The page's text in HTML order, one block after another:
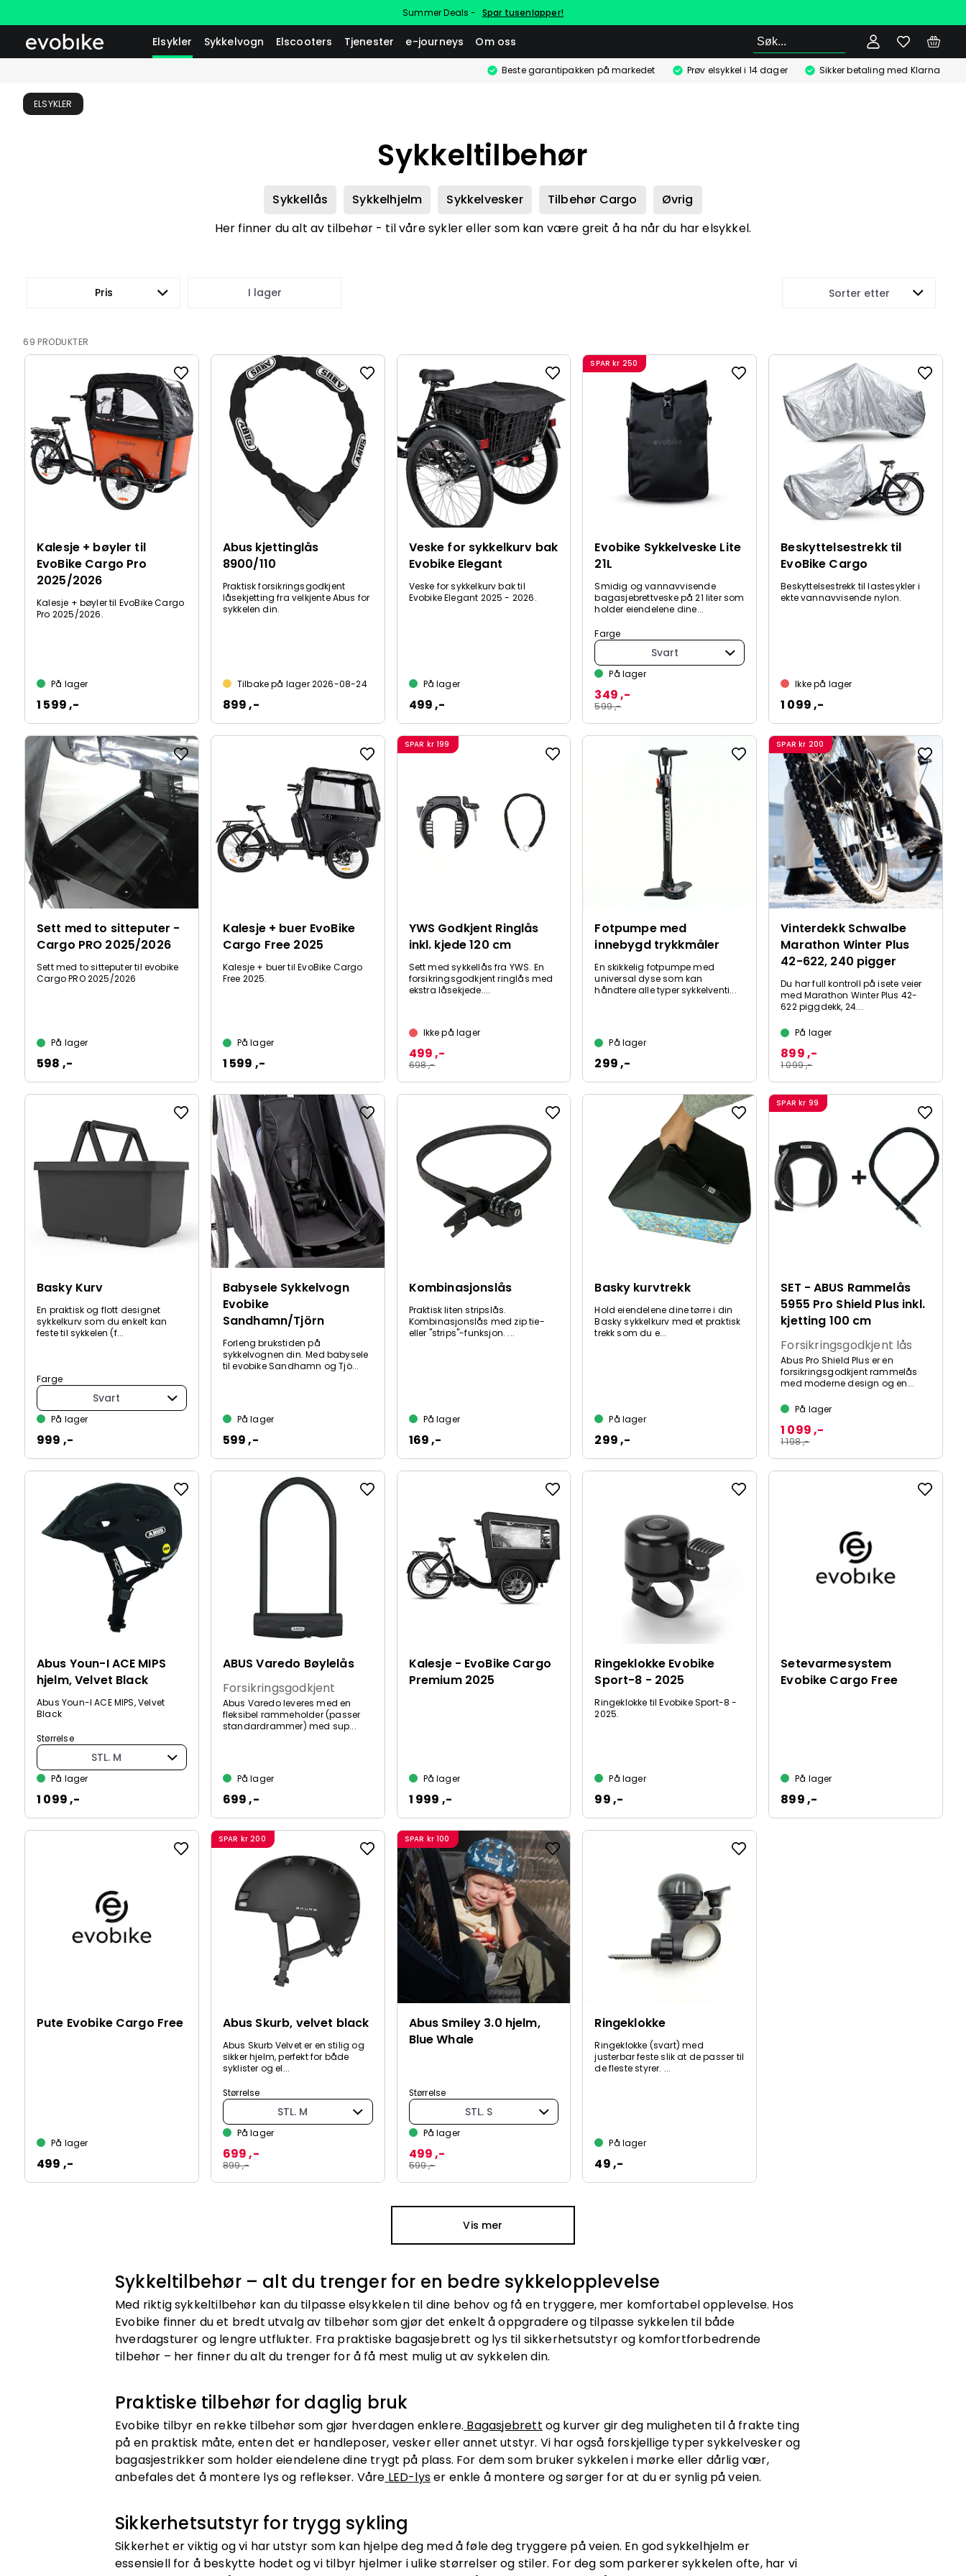
Summer Deals - Spar tusenlapper!
Elsykler Sykkelvogn Elscooters Tjenester e-journeys Om oss Søk
Beste garantipakken på markedet Prøv elsykkel i 14 dager Sikker betaling med Klarna
ELSYKLER
Sykkeltilbehør
Sykkellås Sykkelhjelm Sykkelvesker Tilbehør Cargo
Øvrig
Her finner du alt av tilbehør - til våre sykler eller som kan være greit å ha når du har elsykkel.
Pris I lager Sorter etter
69 PRODUKTER
Kalesje + bøyler til
EvoBike Cargo Pro
2025/2026
Kalesje + bøyler til EvoBike Cargo
Pro 2025/2026.
På lager
1 599 ,-
Abus kjettinglås
8900/110
Praktisk forsikringsgodkjent
låsekjetting fra velkjente Abus for
sykkelen din.
Tilbake på lager 2026-08-24
899 ,-
Veske for sykkelkurv bak
Evobike Elegant
Veske for sykkelkurv bak til
Evobike Elegant 2025 - 2026.
På lager
499 ,-
SPARkr 250
Evobike Sykkelveske Lite
21L
Smidig og vannavvisende
bagasjebrettveske på 21 liter som
holder eiendelene dine...
Farge
Svart
På lager
599 ,-
349 ,-
Beskyttelsestrekk til
EvoBike Cargo
Beskyttelsestrekk til lastesykler i
ekte vannavvisende nylon.
Ikke på lager
1 099 ,-
Sett med to sitteputer -
Cargo PRO 2025/2026
Sett med to sitteputer til evobike
Cargo PRO 2025/2026
På lager
598 ,-
Kalesje + buer EvoBike
Cargo Free 2025
Kalesje + buer til EvoBike Cargo
Free 2025.
På lager
1 599 ,-
SPAR kr 199
YWS Godkjent Ringlås
inkl. kjede 120 cm
Sett med sykkellås fra YWS. En
forsikringsgodkjent ringlås med
ekstra låsekjede....
Ikke på lager
698 ,-
499 ,-
Fotpumpe med
innebygd trykkmåler
En skikkelig fotpumpe med
universal dyse som kan
håndtere alle typer sykkelventi...
På lager
299 ,-
SPARkr 200
Vinterdekk Schwalbe
Marathon Winter Plus
42-622, 240 pigger
Du har full kontroll på isete veier
med Marathon Winter Plus 42-
622 piggdekk, 24...
På lager
1 099 ,-
899 ,-
Basky Kurv
En praktisk og flott designet
sykkelkurv som du enkelt kan
feste til sykkelen (f...
Farge
Svart
På lager
999 ,-
Babysele Sykkelvogn
Evobike
Sandhamn/Tjörn
Forleng brukstiden på
sykkelvognen din. Med babysele
til evobike Sandhamn og Tjö...
På lager
599 ,-
Kombinasjonslås
Praktisk liten stripslås.
Kombinasjonslås med zip tie-
eller "strips"-funksjon. ...
På lager
169 ,-
Basky kurvtrekk
Hold eiendelene dine tørre i din
Basky sykkelkurv med et praktisk
trekk som du e...
På lager
299 ,-
SPARkr 99
SET - ABUS Rammelås
5955 Pro Shield Plus inkl.
kjetting 100 cm
Forsikringsgodkjent lås
Abus Pro Shield Plus er en
forsikringsgodkjent rammelås
med moderne design og en...
På lager
1 198 ,-
1 099 ,-
Abus Youn-I ACE MIPS
hjelm, Velvet Black
Abus Youn-I ACE MIPS, Velvet
Black
Størrelse
STL. M
På lager
1 099 ,-
ABUS Varedo Bøylelås
Forsikringsgodkjent
Abus Varedo leveres med en
fleksibel rammeholder (passer
standardrammer) med sup...
På lager
699 ,-
Kalesje - EvoBike Cargo
Premium 2025
På lager
1 999 ,-
Ringeklokke Evobike
Sport-8 - 2025
Ringeklokke til Evobike Sport-8 -
2025.
På lager
99 ,-
Setevarmesystem
Evobike Cargo Free
På lager
899 ,-
Pute Evobike Cargo Free
På lager
499 ,-
SPAR kr 200
Abus Skurb, velvet black
Abus Skurb Velvet er en stilig og
sikker hjelm, perfekt for både
syklister og el...
Størrelse
STL. M
På lager
899 ,-
699 ,-
SPAR kr 100
Abus Smiley 3.0 hjelm,
Blue Whale
Størrelse
STL. S
På lager
599 ,-
499 ,-
Ringeklokke
Ringeklokke (svart) med
justerbar feste slik at de passer til
de fleste styrer. ...
På lager
49 ,-
Vis mer
Sykkeltilbehør – alt du trenger for en bedre sykkelopplevelse
Med riktig sykkeltilbehør kan du tilpasse elsykkelen til dine behov og få en tryggere, mer komfortabel opplevelse. Hos
Evobike finner du et bredt utvalg av tilbehør som gjør det enkelt å oppgradere og tilpasse sykkelen til både
hverdagsturer og lengre utflukter. Fra praktiske bagasjebrett og lys til sikkerhetsutstyr og komfortforbedrende
tilbehør – her finner du alt du trenger for å få mest mulig ut av sykkelen din.
Praktiske tilbehør for daglig bruk
Evobike tilbyr en rekke tilbehør som gjør hverdagen enklere. Bagasjebrett og kurver gir deg muligheten til å frakte ting
på en praktisk måte, enten det er handleposer, vesker eller annet utstyr. Vi har også forskjellige typer sykkelvesker og
bagasjestrikker som holder eiendelene dine trygt på plass. For dem som bruker sykkelen i mørke eller dårlig vær,
anbefales det å montere lys og reflekser. Våre LED-lyser enkle å montere og sørger for at du er synlig på veien.
Sikkerhetsutstyr for trygg sykling
Sikkerhet er viktig og vi har utstyr som kan hjelpe deg med å føle deg tryggere på veien. En god sykkelhjelm er
essensiell for å beskytte hodet og vi tilbyr hjelmer i ulike størrelser og stiler. For deg som parkerer sykkelen ofte, har vi